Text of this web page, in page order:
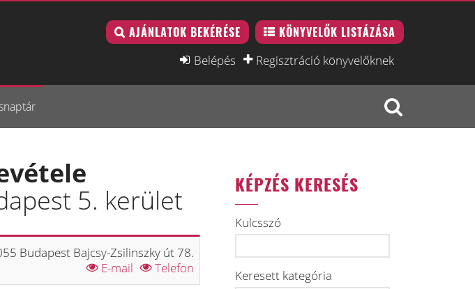
AJÁNLATOK BEKÉRÉSE KÖNYVELŐK LISTÁZÁSA
Belépés Regisztráció könyvelőknek
5. kerület
Budapest Bajcsy-Zsilinszky út 78.
E-mail
Telefon
KÉPZÉS KERESÉS
Kulcsszó
Keresett kategória